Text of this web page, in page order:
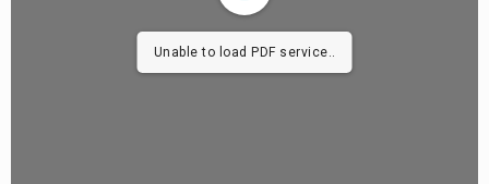
Unable to load PDF service..